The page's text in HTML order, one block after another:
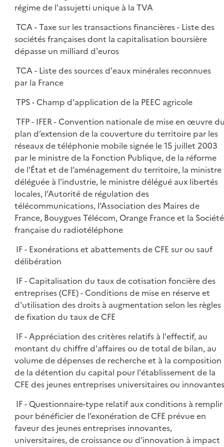
régime de l'assujetti unique à la TVA
TCA - Taxe sur les transactions financières - Liste des
sociétés françaises dont la capitalisation boursière
dépasse un milliard d'euros
TCA - Liste des sources d'eaux minérales reconnues
par la France
TPS - Champ d'application de la PEEC agricole
TFP - IFER - Convention nationale de mise en œuvre
plan d’extension de la couverture du territoire par les
réseaux de téléphonie mobile signée le 15 juillet 2003
par le ministre de la Fonction Publique, de la réforme
de l'État et de l’aménagement du territoire, la ministre
déléguée à l’industrie, le ministre délégué aux libertés
locales, l’Autorité de régulation des
télécommunications, l’Association des Maires de
France, Bouygues Télécom, Orange France et la Société
française du radiotéléphone
IF - Exonérations et abattements de CFE sur ou sauf
délibération
IF - Capitalisation du taux de cotisation foncière des
entreprises (CFE) - Conditions de mise en réserve et
d'utilisation des droits à augmentation selon les règles
de fixation du taux de CFE
IF - Appréciation des critères relatifs à l'effectif, au
montant du chiffre d'affaires ou de total de bilan, au
volume de dépenses de recherche et à la composition
de la détention du capital pour l'établissement de la
CFE des jeunes entreprises universitaires ou innovantes
IF - Questionnaire-type relatif aux conditions à remplir
pour bénéficier de l’exonération de CFE prévue en
faveur des jeunes entreprises innovantes,
universitaires, de croissance ou d’innovation à impact